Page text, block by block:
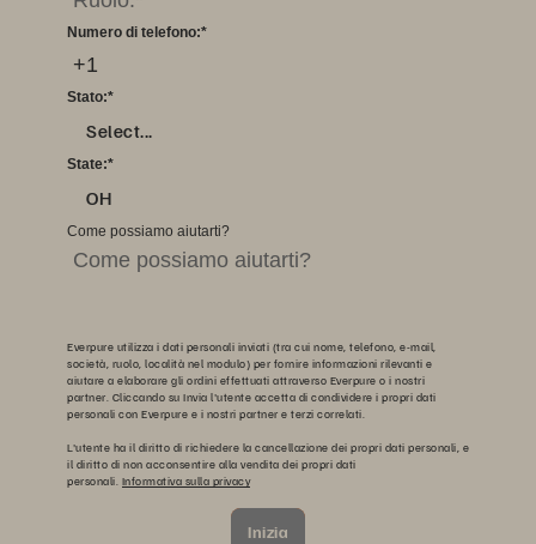
*
Numero di telefono:
*
Stato:
Select...
*
State:
OH
Come possiamo aiutarti?
Everpure utilizza i dati personali inviati (tra cui nome, telefono, e-mail,
società, ruolo, località nel modulo) per fornire informazioni rilevanti e
aiutare a elaborare gli ordini effettuati attraverso Everpure o i nostri
partner. Cliccando su Invia l'utente accetta di condividere i propri dati
personali con Everpure e i nostri partner e terzi correlati.
L'utente ha il diritto di richiedere la cancellazione dei propri dati personali, e
il diritto di non acconsentire alla vendita dei propri dati
personali. Informativa sulla privacy
Inizia